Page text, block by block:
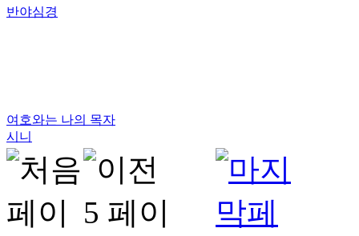
반야심경
여호와는 나의 목자
시니